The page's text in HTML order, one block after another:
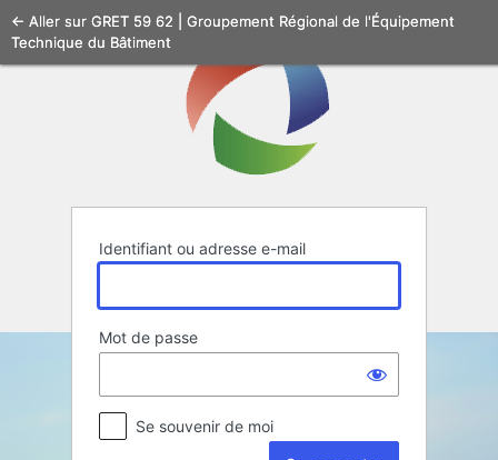
Se
connecter
Identifiant ou adresse e-mail
Mot de passe
Se souvenir de moi
← Aller sur GRET 59 62 | Groupement Régional de l'Équipement
Technique du Bâtiment